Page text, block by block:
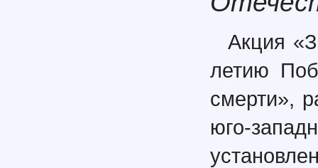
Акция
летию
смерти»,
юго-